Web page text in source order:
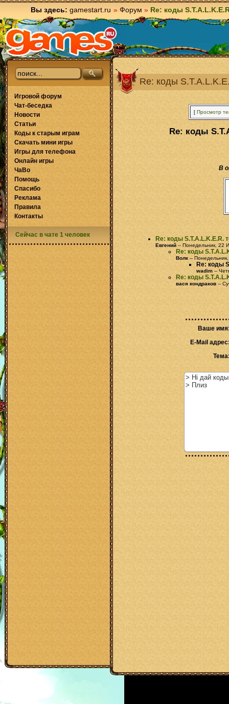
Вы здесь: gamestart.ru » Форум » Re: коды
Re: коды
[ Просмотр
Re: коды
В
Re: коды S.T.A.L.K.E.R.
Евгений -- Понедельник, 22
Re: коды
Волк --
Re: коды
wadim --
Re: коды
вася кондраков --
Ваше
E-Mail
Игровой форум
Чат-беседка
Новости
Статьи
Коды к старым играм
Скачать мини игры
Игры для телефона
Онлайн игры
ЧаВо
Помощь
Спасибо
Реклама
Правила
Контакты
Сейчас в чате 1 человек